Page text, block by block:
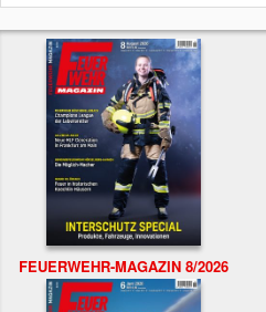
FEUERWEHR-MAGAZIN 8/2026